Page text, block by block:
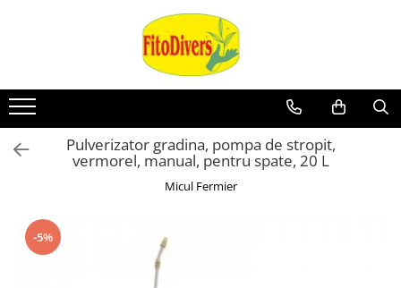
Pulverizator gradina, pompa de stropit,
vermorel, manual, pentru spate, 20 L
Micul Fermier
-5%